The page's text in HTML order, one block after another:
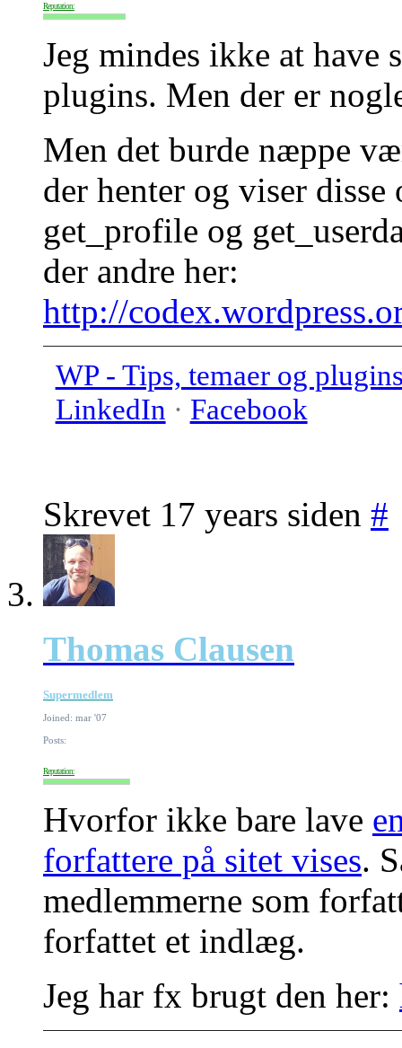
Reputation:
Jeg mindes ikke at have
plugins. Men der er
Men det burde næppe
der henter og viser
get_profile og
der andre her:
http://
WP - Tips, temaer og
LinkedIn · Facebook
Skrevet 17 years siden #
Thomas Clausen
Supermedlem
Joined: mar '07
Posts:
Reputation:
Hvorfor ikke bare lave
forfattere på sitet vises.
medlemmerne som
forfattet et indlæg.
Jeg har fx brugt den her: